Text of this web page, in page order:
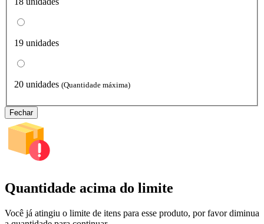
19 unidades
20 unidades (Quantidade máxima)
Fechar
Quantidade acima do limite
Você já atingiu o limite de itens para esse produto, por favor diminua